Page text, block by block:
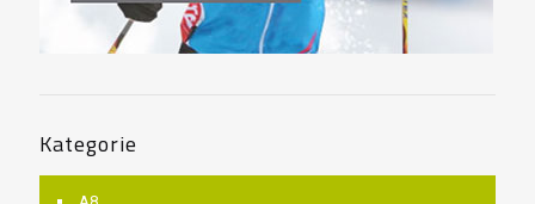
Kategorie